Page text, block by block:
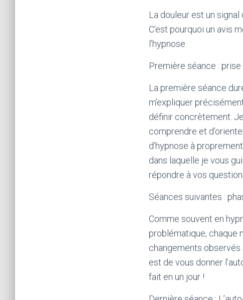
La douleur est un
C’est pourquoi un avis
l’hypnose.
Première séance :
La première séance
m’expliquer
définir concrètement.
comprendre et
d’hypnose à
dans laquelle je vous
répondre à vos
Séances suivantes :
Comme souvent en
problématique, chaque
changements
est de vous donner
fait en un jour !